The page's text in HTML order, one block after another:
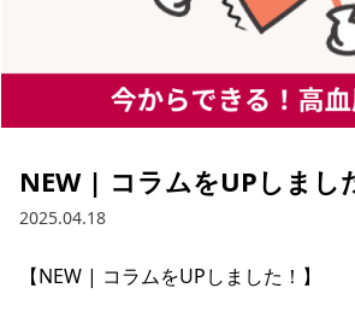
NEW | コラムをUPしまし
2025.04.18
【NEW | コラムをUPしました！】